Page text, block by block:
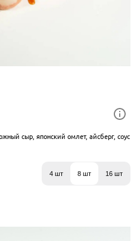
сыр, японский омлет, айсберг, соус
4 шт 8 шт 16 шт